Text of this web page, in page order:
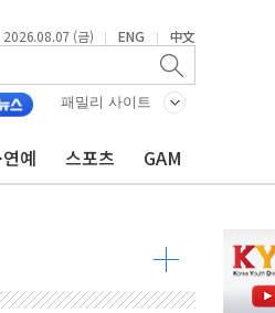
2026.08.07 (금) | ENG | 中文
패밀리 사이트
예 스포츠 GAM
크 혁신허브' 구상